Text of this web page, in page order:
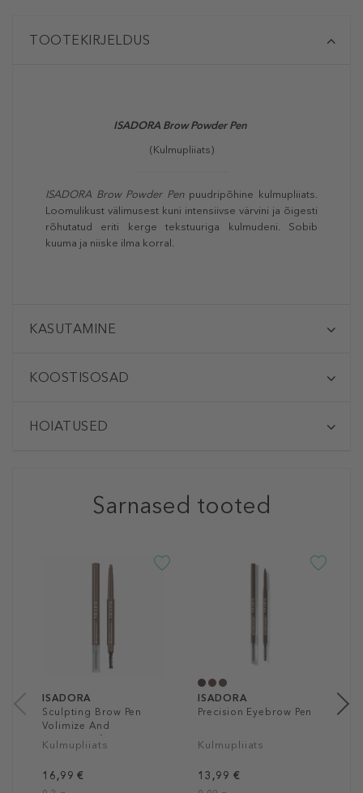
TOOTEKIRJELDUS
ISADORA Brow Powder Pen
(Kulmupliiats)
ISADORA Brow Powder Pen puudripõhine kulmupliiats.
Loomulikust välimusest kuni intensiivse värvini ja õigesti
rõhutatud eriti kerge tekstuuriga kulmudeni. Sobib
kuuma ja niiske ilma korral.
KASUTAMINE
KOOSTISOSAD
HOIATUSED
Sarnased tooted
ISADORA
Sculpting Brow Pen
Volimize And
Waterproof
Kulmupliiats
16,99 €
ISADORA
Precision Eyebrow Pen
Kulmupliiats
13,99 €